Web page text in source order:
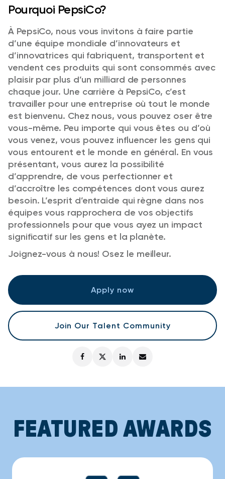
Apply now
Join Our Talent Community
Pourquoi PepsiCo?
À PepsiCo, nous vous invitons à faire partie
d’une équipe mondiale d’innovateurs et
d’innovatrices qui fabriquent, transportent et
vendent ces produits qui sont consommés avec
plaisir par plus d’un milliard de personnes
chaque jour. Une carrière à PepsiCo, c’est
travailler pour une entreprise où tout le monde
est bienvenu. Chez nous, vous pouvez oser être
vous-même. Peu importe qui vous êtes ou d’où
vous venez, vous pouvez influencer les gens qui
vous entourent et le monde en général. En vous
présentant, vous aurez la possibilité
d’apprendre, de vous perfectionner et
d’accroître les compétences dont vous aurez
besoin. L’esprit d’entraide qui règne dans nos
équipes vous rapprochera de vos objectifs
professionnels pour que vous ayez un impact
significatif sur les gens et la planète.
Joignez-vous à nous! Osez le meilleur.
FEATURED AWARDS